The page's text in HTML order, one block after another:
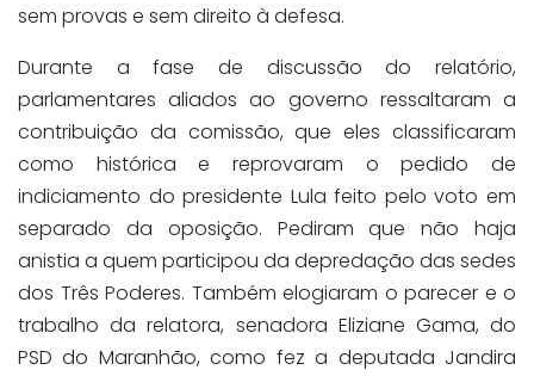
sem provas e sem direito à defesa.
Durante a fase de discussão do relatório,
parlamentares aliados ao governo ressaltaram a
contribuição da comissão, que eles classificaram
como histórica e reprovaram o pedido de
indiciamento do presidente Lula feito pelo voto em
separado da oposição. Pediram que não haja
anistia a quem participou da depredação das sedes
dos Três Poderes. Também elogiaram o parecer e o
trabalho da relatora, senadora Eliziane Gama, do
PSD do Maranhão, como fez a deputada Jandira